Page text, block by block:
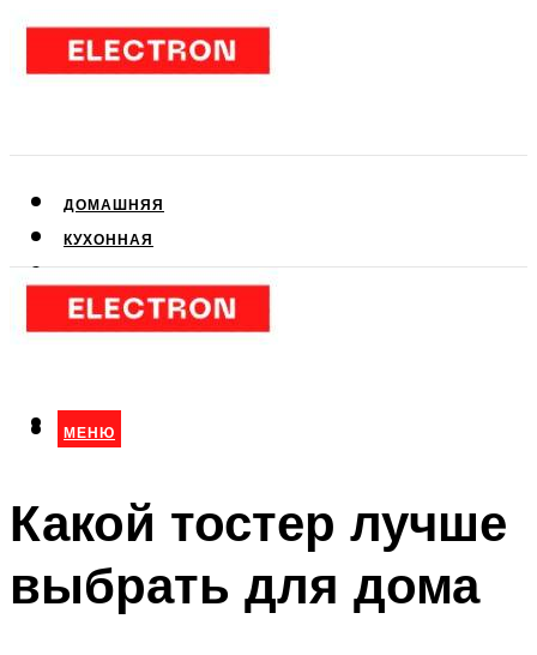
ДОМАШНЯЯ
КУХОННАЯ
КЛИМАТИЧЕСКАЯ
МЕНЮ
МЕНЮ
Какой тостер лучше
выбрать для дома